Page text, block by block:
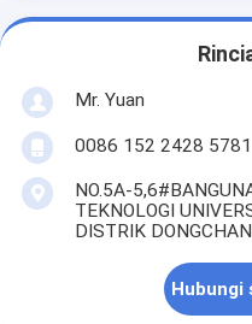
Mr. Yuan
0086 152 2428 5781
NO.5A-
TEKNOLOGI
DISTRIK
Hubungi